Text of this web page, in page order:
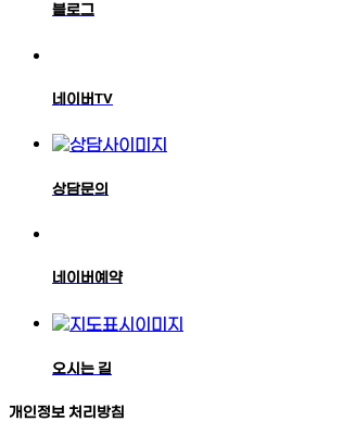
블로그
네이버TV
상담문의
네이버예약
오시는 길
개인정보 처리방침